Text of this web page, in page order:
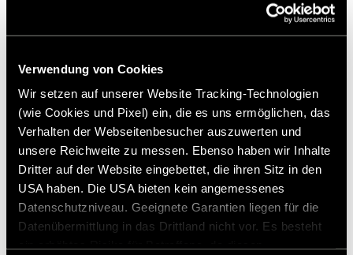
Verwendung von Cookies
Wir setzen auf unserer Website Tracking-Technologien
(wie Cookies und Pixel) ein, die es uns ermöglichen, das
Verhalten der Webseitenbesucher auszuwerten und
unsere Reichweite zu messen. Ebenso haben wir Inhalte
Dritter auf der Website eingebettet, die ihren Sitz in den
USA haben. Die USA bieten kein angemessenes
Datenschutzniveau. Geeignete Garantien liegen für die
Datenübermittlung in das Drittland nicht vor. Es besteht
Modeller & Teknologi
Autocampere
Mercedes Autocampere
Campervans
Teknologi & Innovation
Autocamper og Camper Van konfigurator
Rejse og oplevelse